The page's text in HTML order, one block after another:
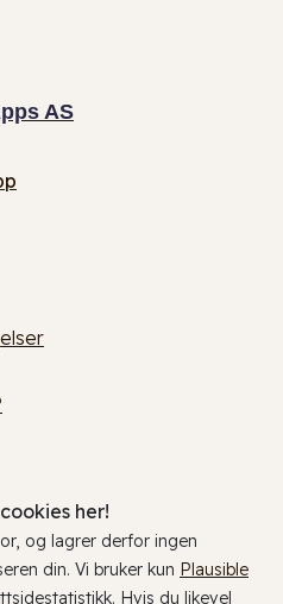
AS
her!
og lagrer derfor ingen
din. Vi bruker kun Plausible
Hvis du likevel